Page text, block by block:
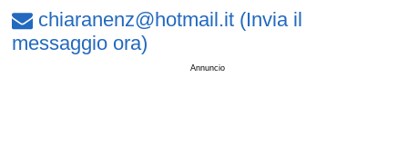
chiaranenz@hotmail .it (Invia il
messaggio ora)
Annuncio